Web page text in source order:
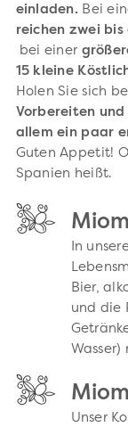
einladen. Bei
reichen zwei
bei einer
15 kleine
Holen Sie sich
Vorbereiten und
allem ein paar
Guten Appetit!
Spanien heißt.
In
Bier,
und die
Unser